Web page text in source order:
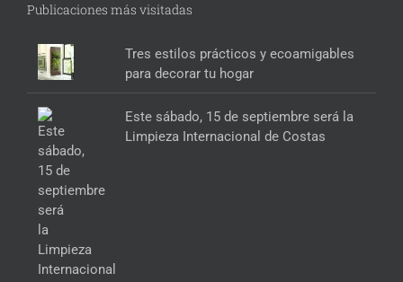
Publicaciones más visitadas
Tres estilos prácticos y ecoamigables
para decorar tu hogar
Este sábado, 15 de septiembre será la
Limpieza Internacional de Costas